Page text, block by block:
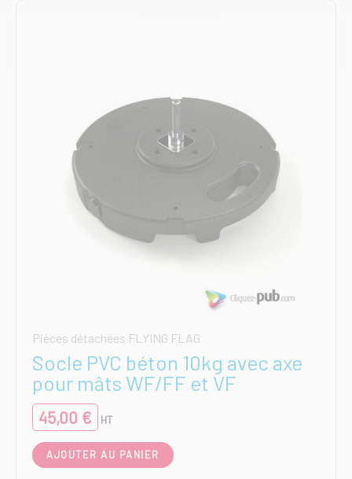
Pièces détachées FLYING FLAG
Socle PVC béton 10kg avec axe
pour mâts WF/FF et VF
45,00 € HT
AJOUTER AU PANIER